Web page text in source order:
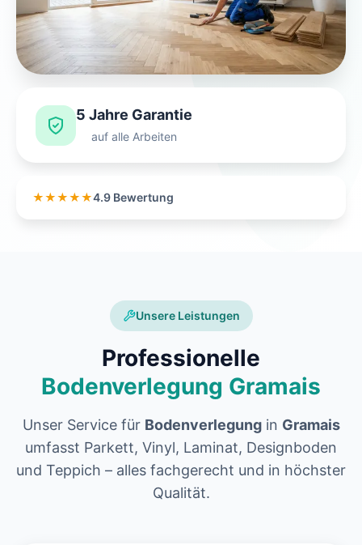
5 Jahre Garantie
auf alle Arbeiten
★★★★★4.9 Bewertung
Unsere Leistungen
Professionelle
Bodenverlegung Gramais
Unser Service für Bodenverlegungin Gramais
umfasst Parkett, Vinyl, Laminat, Designboden
und Teppich – alles fachgerecht und in höchster
Qualität.